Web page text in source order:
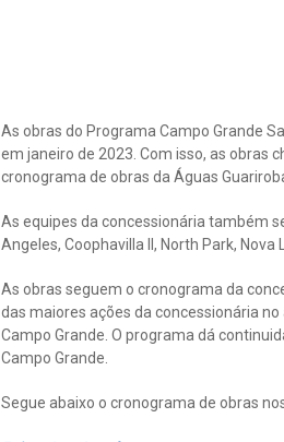
As obras do Programa Campo Grande
em janeiro de 2023. Com isso, as obras
cronograma de obras da Águas
As equipes da concessionária também
Angeles, Coophavilla II, North Park,
As obras seguem o cronograma da
das maiores ações da concessionária
Campo Grande. O programa dá
Campo Grande.
Segue abaixo o cronograma de obras